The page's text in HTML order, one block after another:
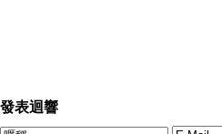
發表迴響